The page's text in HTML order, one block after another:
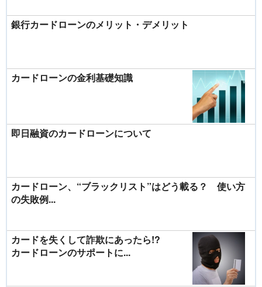
銀行カードローンのメリット・デメリット
カードローンの金利基礎知識
即日融資のカードローンについて
カードローン、“ブラックリスト”はどう載る？ 使い方
の失敗例...
カードを失くして詐欺にあったら!?
カードローンのサポートに...